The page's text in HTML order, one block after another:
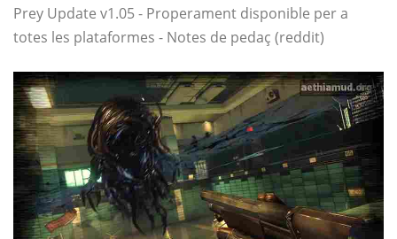
Prey Update v1.05 - Properament disponible per a
totes les plataformes - Notes de pedaç (reddit)